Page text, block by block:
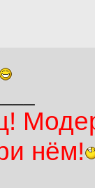
нём!